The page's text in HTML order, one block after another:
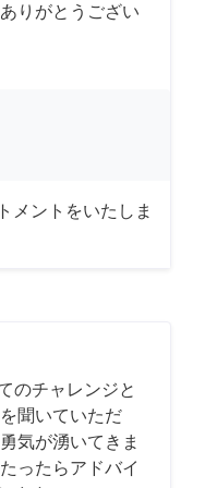
りがとうござい
メントをいたしま
のチャレンジと
聞いていただ
気が湧いてきま
ったらアドバイ